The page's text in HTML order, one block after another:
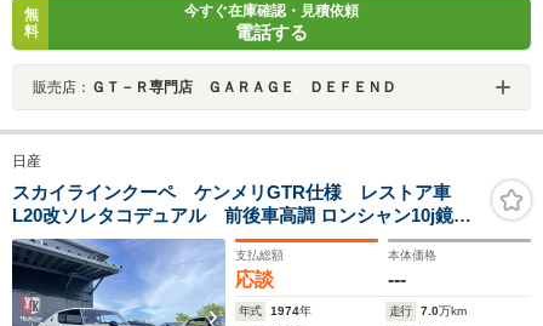
無
料
今すぐ在庫確認・見積依頼
電話する
販売店： ＧＴ－Ｒ専門店 ＧＡＲＡＧＥ ＤＥＦＥＮＤ
日産
スカイラインクーペ ケンメリGTR仕様 レストア車
L20改ソレタコデュアル 前後車高調 ロンシャン10j鏡面
バフ 新ガスクーラー
支払総額
応談
本体価格
---
年式 1974年 走行 7.0万km